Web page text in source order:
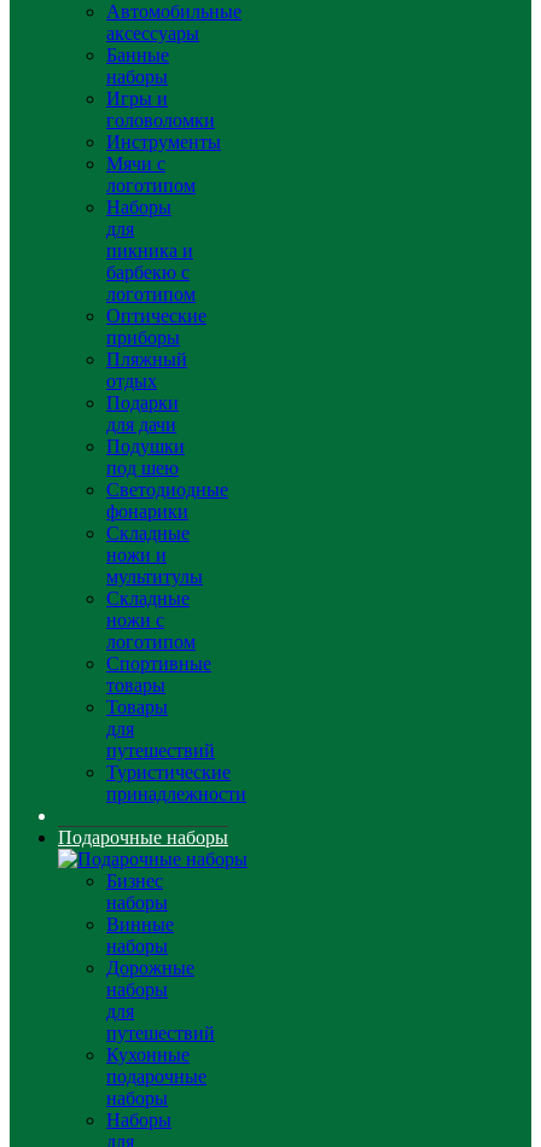
Автомобильные
аксессуары
Банные
наборы
Игры и
головоломки
Инструменты
Мячи с
логотипом
Наборы
для
пикника и
барбекю с
логотипом
Оптические
приборы
Пляжный
отдых
Подарки
для дачи
Подушки
под шею
Светодиодные
фонарики
Складные
ножи и
мультитулы
Складные
ножи с
логотипом
Спортивные
товары
Товары
для
путешествий
Туристические
принадлежности
Подарочные наборы
Бизнес
наборы
Винные
наборы
Дорожные
наборы
для
путешествий
Кухонные
подарочные
наборы
Наборы
для